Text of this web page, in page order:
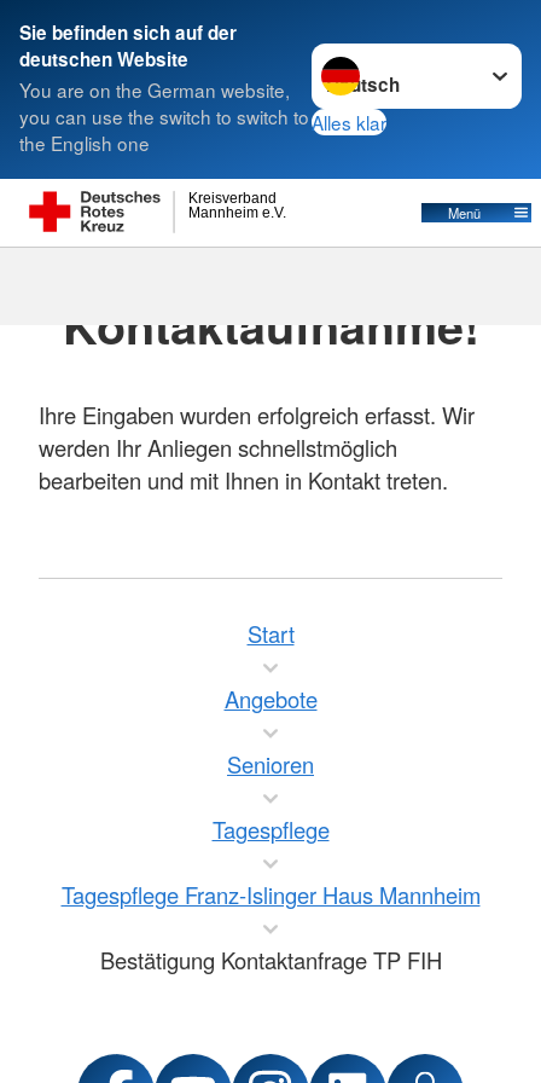
Sie befinden sich auf der
deutschen Website
You are on the German website,
you can use the switch to switch to
the English one
Sprache wechseln zu
Alles klar
Mannheim e.V.
Kreisverband
Menü
Suche
Kontaktaufnahme!
Ihre Eingaben wurden erfolgreich erfasst. Wir
werden Ihr Anliegen schnellstmöglich
bearbeiten und mit Ihnen in Kontakt treten.
Start
Angebote
Senioren
Tagespflege
Tagespflege Franz-Islinger Haus Mannheim
Bestätigung Kontaktanfrage TP FIH